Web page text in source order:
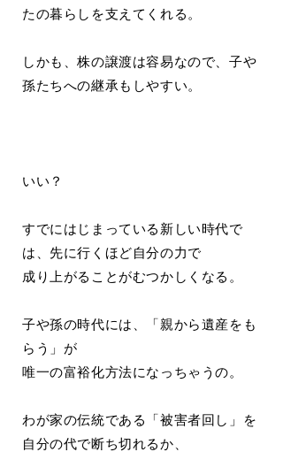
たの暮らしを支えてくれる。
しかも、株の譲渡は容易なので、子や
孫たちへの継承もしやすい。
いい？
すでにはじまっている新しい時代で
は、先に行くほど自分の力で
成り上がることがむつかしくなる。
子や孫の時代には、「親から遺産をも
らう」が
唯一の富裕化方法になっちゃうの。
わが家の伝統である「被害者回し」を
自分の代で断ち切れるか、